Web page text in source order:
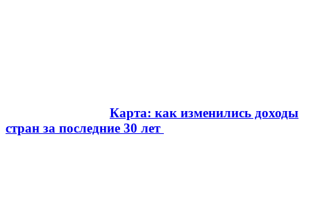
Карта: как изменились доходы
стран за последние 30 лет